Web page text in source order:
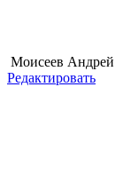
Моисеев Андрей
Редактировать